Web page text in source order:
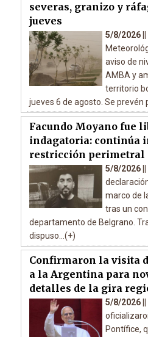
severas, granizo y
jueves
5/8/2026 ||
aviso de
AMBA y
territorio
jueves 6 de agosto. Se prevén
Facundo Moyano fue
indagatoria: continúa
restricción perimetral
5/8/2026 ||
marco de
tras un
departamento de Belgrano.
dispuso...(+)
Confirmaron la visita
a la Argentina para
detalles de la gira
5/8/2026 ||
Pontífice,